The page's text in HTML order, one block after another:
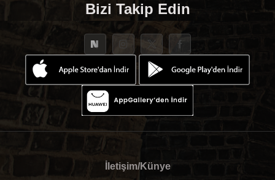
Bizi Takip Edin
İletişim/Künye